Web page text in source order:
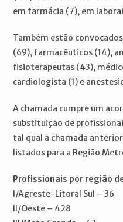
em farmácia (7), em
Também estão
(69), farmacêuticos (14),
fisioterapeutas (43),
cardiologista (1) e
A chamada cumpre um
substituição de
tal qual a chamada
listados para a Região
Profissionais por região
I/Agreste-Litoral Sul – 36
II/Oeste – 428